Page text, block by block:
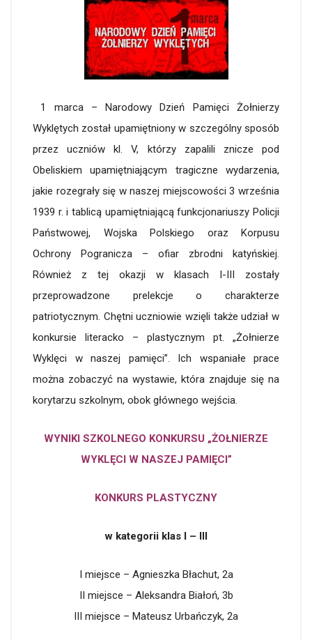
1 marca – Narodowy Dzień Pamięci Żołnierzy
Wyklętych został upamiętniony w szczególny sposób
przez uczniów kl. V, którzy zapalili znicze pod
Obeliskiem upamiętniającym tragiczne wydarzenia,
jakie rozegrały się w naszej miejscowości 3 września
1939 r. i tablicą upamiętniającą funkcjonariuszy Policji
Państwowej, Wojska Polskiego oraz Korpusu
Ochrony Pogranicza – ofiar zbrodni katyńskiej.
Również z tej okazji w klasach I-III zostały
przeprowadzone prelekcje o charakterze
patriotycznym. Chętni uczniowie wzięli także udział w
konkursie literacko – plastycznym pt. „Żołnierze
Wyklęci w naszej pamięci”. Ich wspaniałe prace
można zobaczyć na wystawie, która znajduje się na
korytarzu szkolnym, obok głównego wejścia.
WYNIKI SZKOLNEGO KONKURSU „ŻOŁNIERZE
WYKLĘCI W NASZEJ PAMIĘCI”
KONKURS PLASTYCZNY
w kategorii klas I – III
I miejsce – Agnieszka Błachut, 2a
II miejsce – Aleksandra Białoń, 3b
III miejsce – Mateusz Urbańczyk, 2a